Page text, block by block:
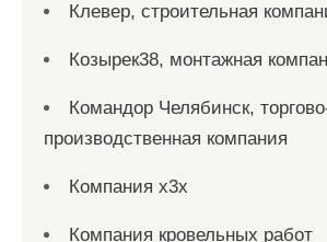
Клевер, строительная
Козырек38, монтажная
Командор Челябинск,
производственная компания
Компания x3x
Компания кровельных работ